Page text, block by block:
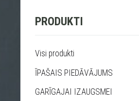
PRODUKTI
Visi produkti
ĪPAŠAIS PIEDĀVĀJUMS
GARĪGAJAI IZAUGSMEI